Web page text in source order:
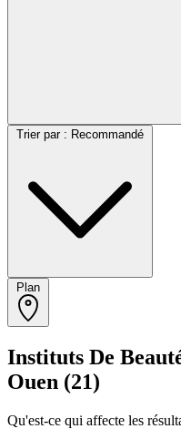
Instituts De
Ouen (21)
Qu'est-ce qui affecte les